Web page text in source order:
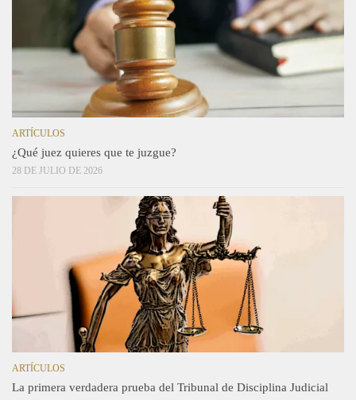
ARTÍCULOS
¿Qué juez quieres que te juzgue?
28 DE JULIO DE 2026
ARTÍCULOS
La primera verdadera prueba del Tribunal de Disciplina Judicial